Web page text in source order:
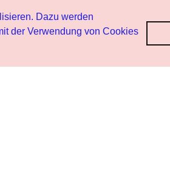
Dazu werden
der Verwendung von Cookies